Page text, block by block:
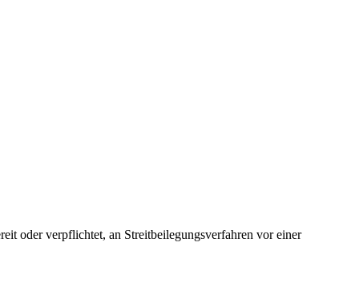
oder verpflichtet, an Streitbeilegungsverfahren vor einer